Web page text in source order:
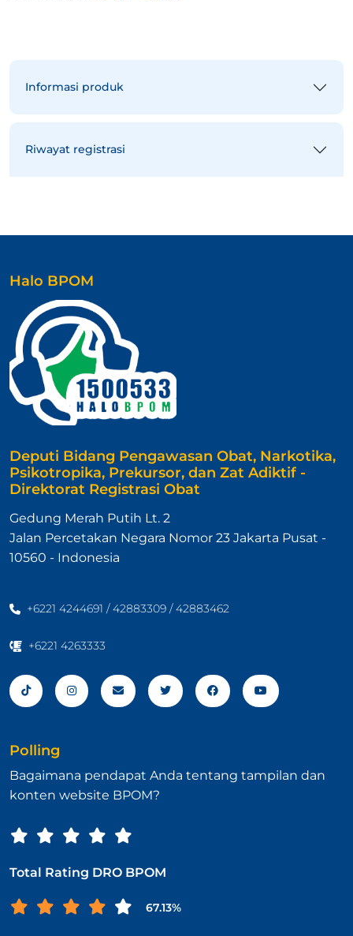
Informasi produk
Riwayat registrasi
Halo BPOM
Deputi Bidang Pengawasan Obat, Narkotika,
Psikotropika, Prekursor, dan Zat Adiktif -
Direktorat Registrasi Obat
Gedung Merah Putih Lt. 2
Jalan Percetakan Negara Nomor 23 Jakarta Pusat -
10560 - Indonesia
+6221 4244691 / 42883309 / 42883462
+6221 4263333
Polling
Bagaimana pendapat Anda tentang tampilan dan
konten website BPOM?
Total Rating DRO BPOM
67.13%